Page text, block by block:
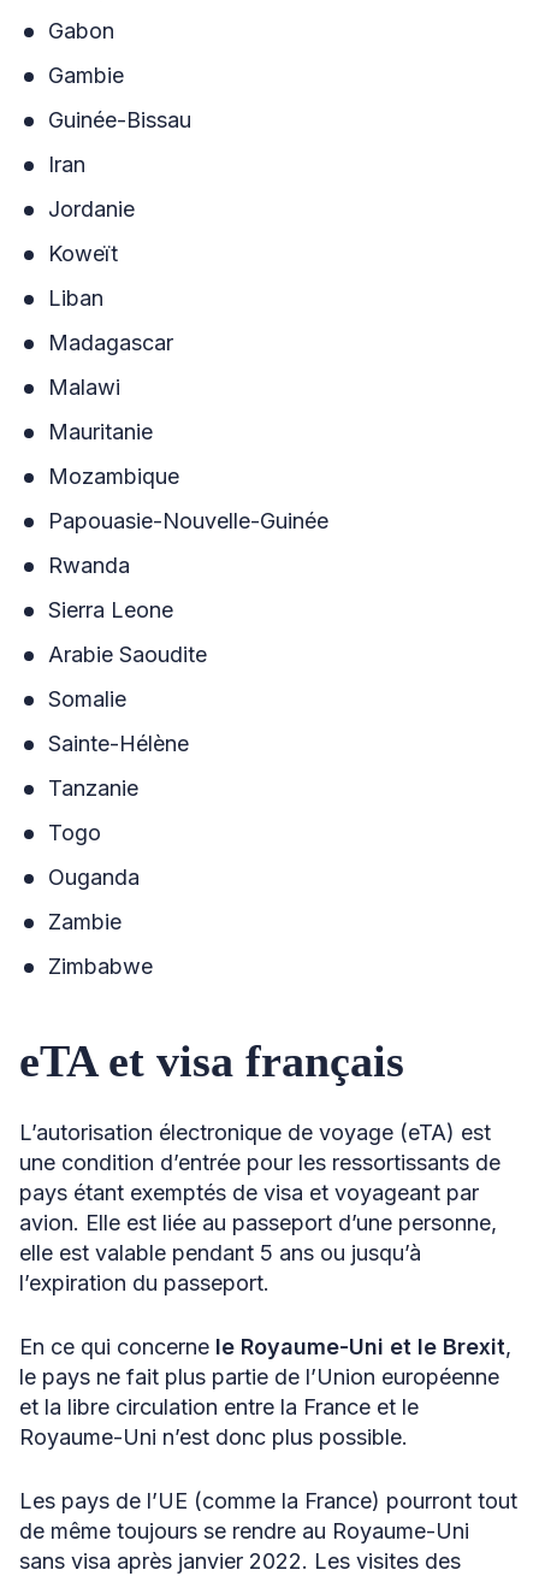
Gabon
Gambie
Guinée-Bissau
Iran
Jordanie
Koweït
Liban
Madagascar
Malawi
Mauritanie
Mozambique
Papouasie-Nouvelle-Guinée
Rwanda
Sierra Leone
Arabie Saoudite
Somalie
Sainte-Hélène
Tanzanie
Togo
Ouganda
Zambie
Zimbabwe
eTA et visa français
L’autorisation électronique de voyage (eTA) est
une condition d’entrée pour les ressortissants de
pays étant exemptés de visa et voyageant par
avion. Elle est liée au passeport d’une personne,
elle est valable pendant 5 ans ou jusqu’à
l’expiration du passeport.
En ce qui concerne le Royaume-Uni et le Brexit,
le pays ne fait plus partie de l’Union européenne
et la libre circulation entre la France et le
Royaume-Uni n’est donc plus possible.
Les pays de l’UE (comme la France) pourront tout
de même toujours se rendre au Royaume-Uni
sans visa après janvier 2022. Les visites des